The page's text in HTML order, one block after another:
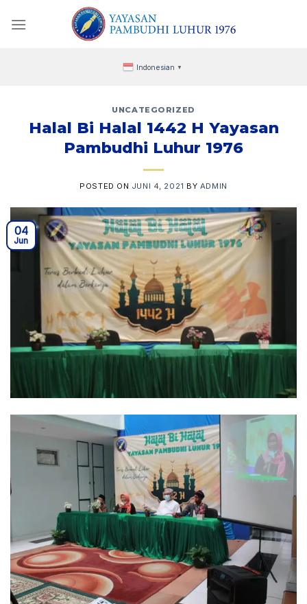
Indonesian ▼
UNCATEGORIZED
Halal Bi Halal 1442 H Yayasan
Pambudhi Luhur 1976
POSTED ON JUNI 4, 2021 BY ADMIN
04
Jun